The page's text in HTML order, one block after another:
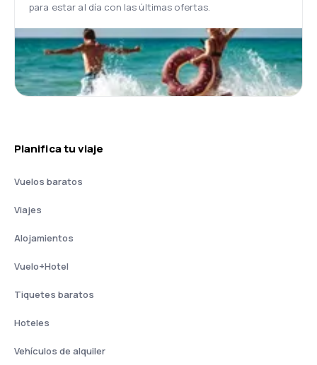
para estar al día con las últimas ofertas.
Planifica tu viaje
Vuelos baratos
Viajes
Alojamientos
Vuelo+Hotel
Tiquetes baratos
Hoteles
Vehículos de alquiler